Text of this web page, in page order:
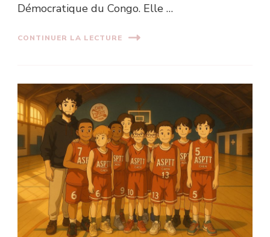
Démocratique du Congo. Elle …
CONTINUER LA LECTURE